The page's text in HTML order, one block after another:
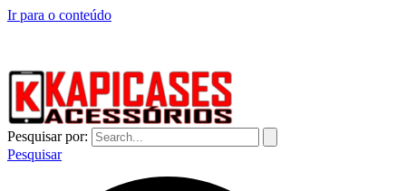
Ir para o conteúdo
Pesquisar por:
Pesquisar